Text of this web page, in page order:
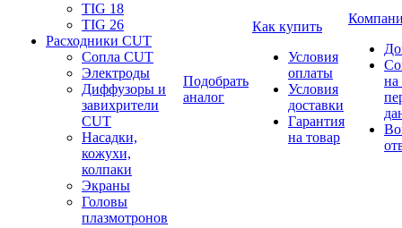
TIG 18
TIG 26
Расходники CUT
Сопла CUT
Электроды
Диффузоры и
завихрители
CUT
Насадки,
кожухи,
колпаки
Экраны
Головы
плазмотронов
Подобрать
аналог
Как купить
Условия
оплаты
Условия
доставки
Гарантия
на товар
на